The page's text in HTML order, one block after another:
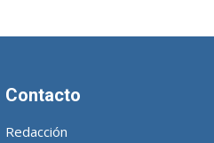
Contacto
Redacción